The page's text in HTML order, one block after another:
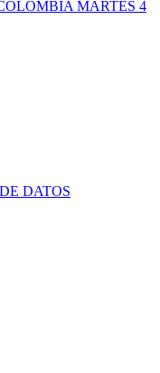
MARTES 4
DATOS